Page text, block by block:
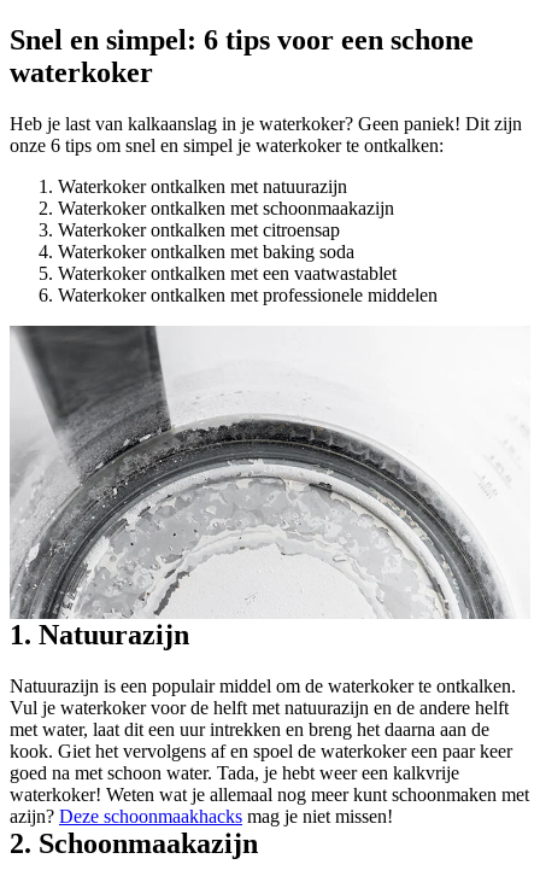
Snel en simpel: 6 tips voor een schone
waterkoker
Heb je last van kalkaanslag in je waterkoker? Geen paniek! Dit zijn
onze 6 tips om snel en simpel je waterkoker te ontkalken:
Waterkoker ontkalken met natuurazijn
Waterkoker ontkalken met schoonmaakazijn
Waterkoker ontkalken met citroensap
Waterkoker ontkalken met baking soda
Waterkoker ontkalken met een vaatwastablet
Waterkoker ontkalken met professionele middelen
1. Natuurazijn
Natuurazijn is een populair middel om de waterkoker te ontkalken.
Vul je waterkoker voor de helft met natuurazijn en de andere helft
met water, laat dit een uur intrekken en breng het daarna aan de
kook. Giet het vervolgens af en spoel de waterkoker een paar keer
goed na met schoon water. Tada, je hebt weer een kalkvrije
waterkoker! Weten wat je allemaal nog meer kunt schoonmaken met
azijn? Deze schoonmaakhacks mag je niet missen!
2. Schoonmaakazijn